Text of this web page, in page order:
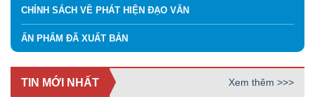
CHÍNH SÁCH VỀ PHÁT HIỆN ĐẠO VĂN
ẤN PHẨM ĐÃ XUẤT BẢN
TIN MỚI NHẤT Xem thêm >>>